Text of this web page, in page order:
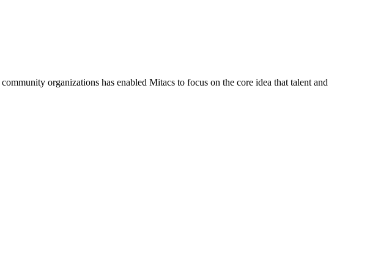
organizations has enabled Mitacs to focus on the core idea that talent and